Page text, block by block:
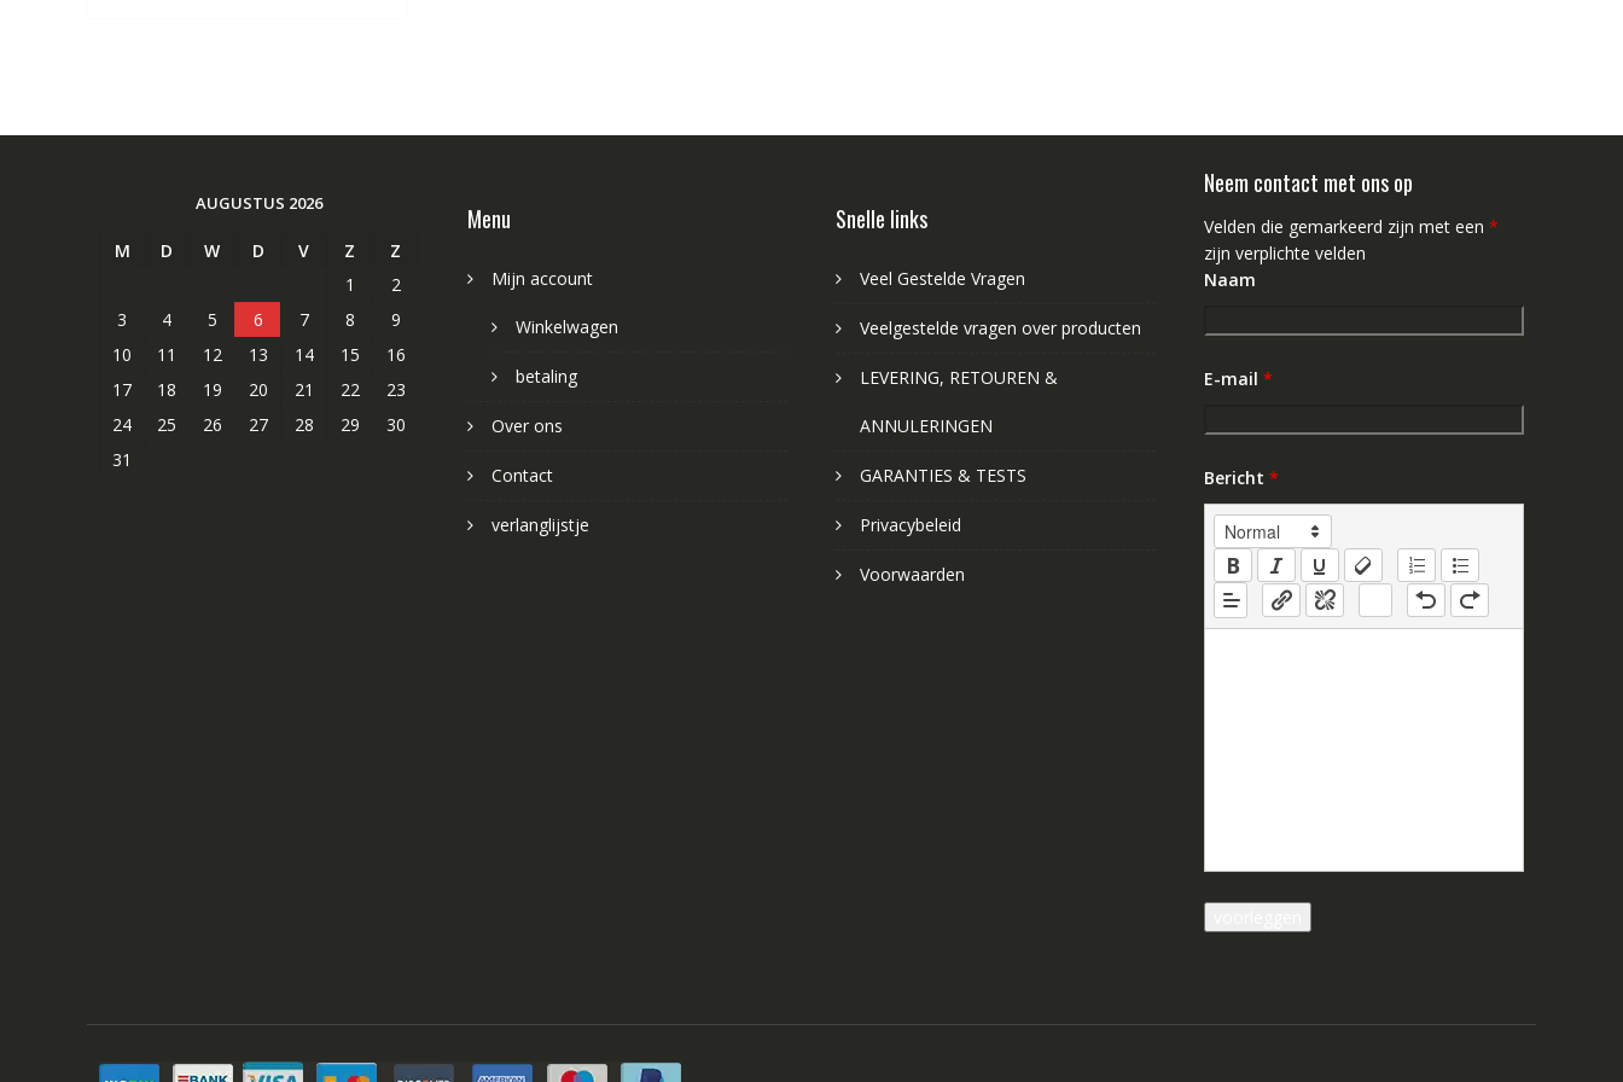
AUGUSTUS 2026
M D W D V Z
Z
1
2
3
4 5 6 7 8
9
10
11 12 13 14 15
16
17
18 19 20 21 22
23
24
25 26 27 28 29
30
31
Menu
Mijn account
Winkelwagen
betaling
Over ons
Contact
verlanglijstje
Snelle links
Veel Gestelde Vragen
Veelgestelde vragen over producten
LEVERING, RETOUREN &
ANNULERINGEN
GARANTIES & TESTS
Privacybeleid
Voorwaarden
Neem contact met ons op
Velden die gemarkeerd zijn met een *
zijn verplichte velden
Naam
E-mail *
Bericht *